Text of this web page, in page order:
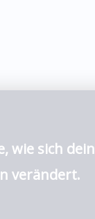
wie sich dein
verändert.